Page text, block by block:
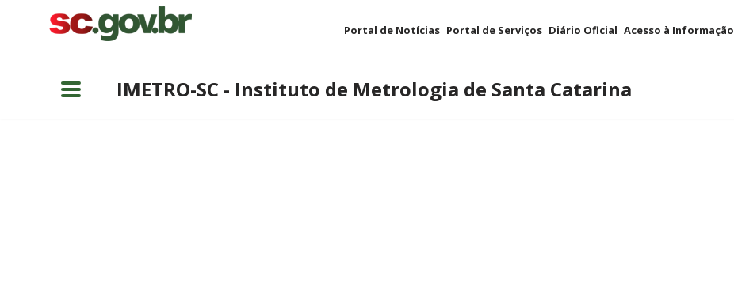
Portal de Notícias Portal de Serviços Diário Oficial Acesso à Informação
IMETRO-SC - Instituto de Metrologia de Santa Catarina